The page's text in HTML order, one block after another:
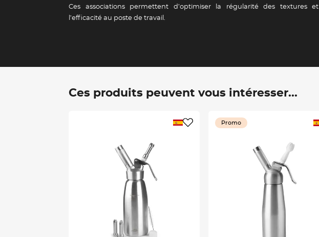
Ces associations permettent d’optimiser la régularité des textures et
l’efficacité au poste de travail.
Ces produits peuvent vous intéresser...
Promo